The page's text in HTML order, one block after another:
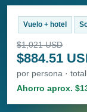
Vuelo + hotel
$1,021 USD
$884.51
por persona ·
Ahorro aprox.